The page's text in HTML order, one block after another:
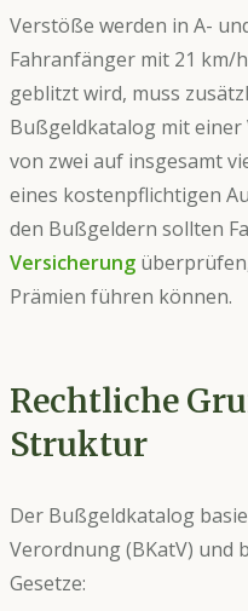
Verstöße werden in A-
Fahranfänger mit 21 km/
geblitzt wird, muss
Bußgeldkatalog mit
von zwei auf insgesamt
eines kostenpflichtigen
den Bußgeldern sollten
Versicherung
Prämien führen können.
Rechtliche
Struktur
Der Bußgeldkatalog
Verordnung (BKatV) und
Gesetze: